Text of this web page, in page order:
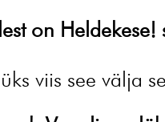
on Heldekese!
viis see välja